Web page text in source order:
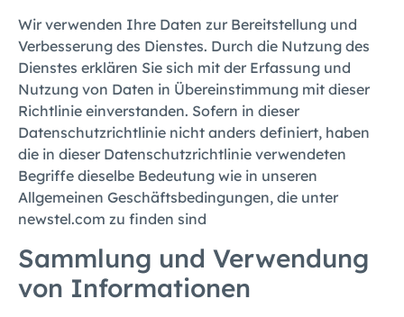
Wir verwenden Ihre Daten zur Bereitstellung und
Verbesserung des Dienstes. Durch die Nutzung des
Dienstes erklären Sie sich mit der Erfassung und
Nutzung von Daten in Übereinstimmung mit dieser
Richtlinie einverstanden. Sofern in dieser
Datenschutzrichtlinie nicht anders definiert, haben
die in dieser Datenschutzrichtlinie verwendeten
Begriffe dieselbe Bedeutung wie in unseren
Allgemeinen Geschäftsbedingungen, die unter
newstel.com zu finden sind
Sammlung und Verwendung
von Informationen